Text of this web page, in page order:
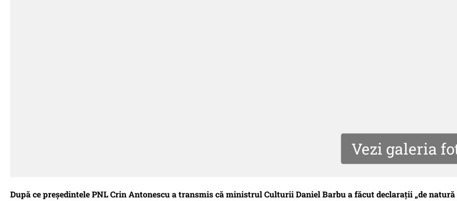
Vezi galeria
După ce președintele PNL Crin Antonescu a transmis că ministrul Culturii Daniel Barbu a făcut declarații „de natură